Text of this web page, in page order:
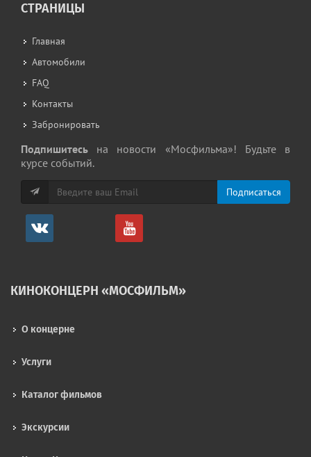
СТРАНИЦЫ
Главная
Автомобили
FAQ
Контакты
Забронировать
Подпишитесь на новости «Мосфильма»! Будьте в
курсе событий.
КИНОКОНЦЕРН «МОСФИЛЬМ»
О концерне
Услуги
Каталог фильмов
Экскурсии